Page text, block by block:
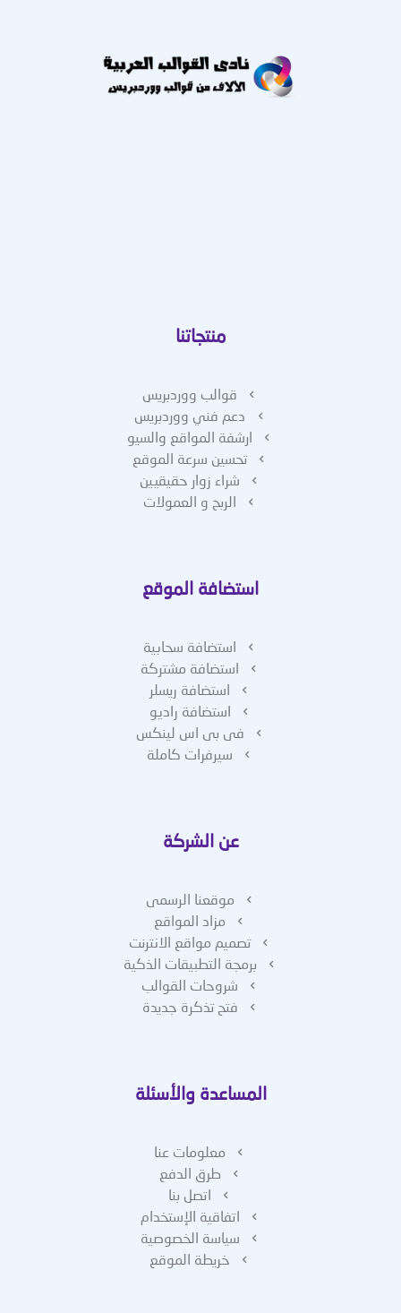
منتجاتنا
قوالب ووردبريس
دعم فني ووردبريس
ارشفة المواقع والسيو
تحسين سرعة الموقع
شراء زوار حقيقيين
الربح و العمولات
استضافة الموقع
استضافة سحابية
استضافة مشتركة
استضافة ريسلر
استضافة راديو
فى بى اس لينكس
سيرفرات كاملة
عن الشركة
موقعنا الرسمى
مزاد المواقع
تصميم مواقع الانترنت
برمجة التطبيقات الذكية
شروحات القوالب
فتح تذكرة جديدة
المساعدة والأسئلة
معلومات عنا
طرق الدفع
اتصل بنا
اتفاقية الإستخدام
سياسة الخصوصية
خريطة الموقع